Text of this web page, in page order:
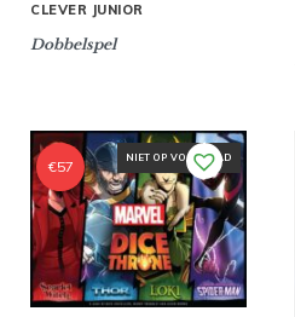
CLEVER JUNIOR
Dobbelspel
NIET OP VOORRAAD
€57